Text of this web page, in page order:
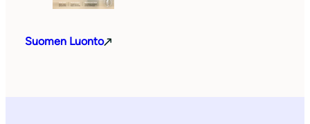
Suomen Luonto